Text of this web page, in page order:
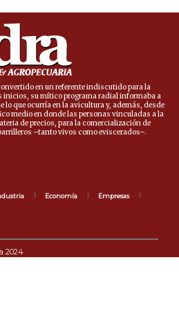
en un referente indiscutido para la
inicios, su mítico programa radial informaba a
lo que ocurría en la avicultura y, además, desde
medio en donde las personas vinculadas a la
de precios, para la comercialización de
–tanto vivos como eviscerados–.
Economía Empresas
2024